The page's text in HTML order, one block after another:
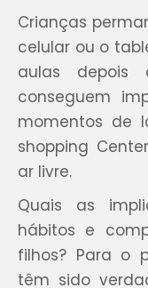
Crianças
celular ou o
aulas depois
conseguem
momentos de
shopping
ar livre.
Quais as
hábitos e
filhos? Para o
têm sido